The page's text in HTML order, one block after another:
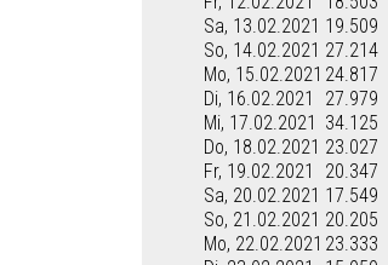
Sa, 13.02.2021 19.509
So, 14.02.2021 27.214
Mo, 15.02.2021 24.817
Di, 16.02.2021
27.979
Mi, 17.02.2021 34.125
Do, 18.02.2021 23.027
Fr, 19.02.2021
20.347
Sa, 20.02.2021 17.549
So, 21.02.2021 20.205
Mo, 22.02.2021 23.333